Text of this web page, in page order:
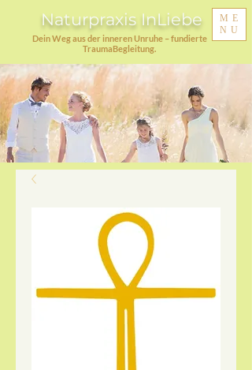
Naturpraxis InLiebe
Dein Weg aus der inneren Unruhe – fundierte
TraumaBegleitung.
ME
NU